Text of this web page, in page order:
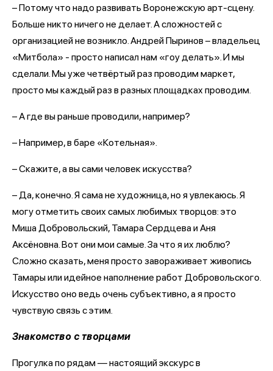
– Потому что надо развивать Воронежскую арт-сцену.
Больше никто ничего не делает. А сложностей с
организацией не возникло. Андрей Пыринов – владельец
«Митбола» - просто написал нам «гоу делать». И мы
сделали. Мы уже четвёртый раз проводим маркет,
просто мы каждый раз в разных площадках проводим.
– А где вы раньше проводили, например?
– Например, в баре «Котельная».
– Скажите, а вы сами человек искусства?
– Да, конечно. Я сама не художница, но я увлекаюсь. Я
могу отметить своих самых любимых творцов: это
Миша Добровольский, Тамара Сердцева и Аня
Аксёновна. Вот они мои самые. За что я их люблю?
Сложно сказать, меня просто завораживает живопись
Тамары или идейное наполнение работ Добровольского.
Искусство оно ведь очень субъективно, а я просто
чувствую связь с этим.
Знакомство с творцами
Прогулка по рядам — настоящий экскурс в